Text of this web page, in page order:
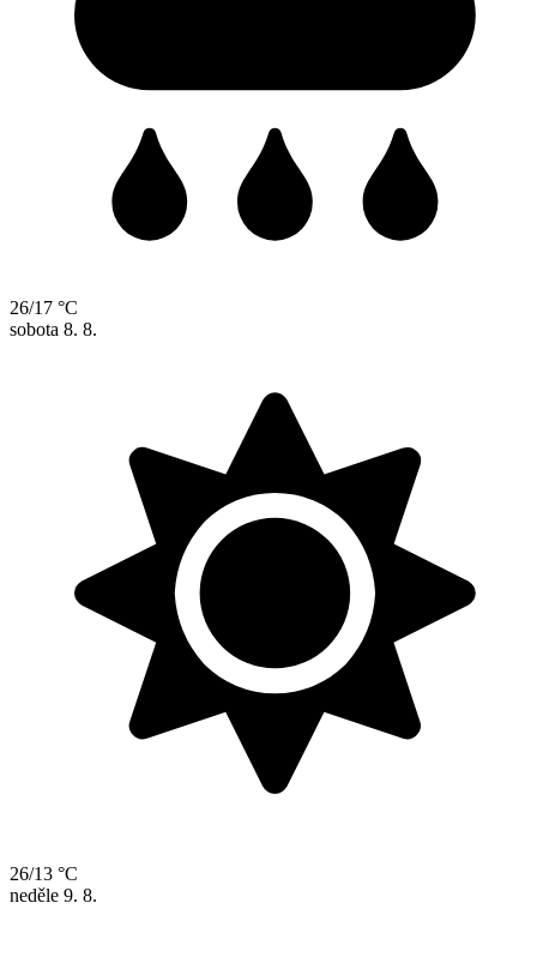
26/17 °C
sobota 8. 8.
26/13 °C
neděle 9. 8.